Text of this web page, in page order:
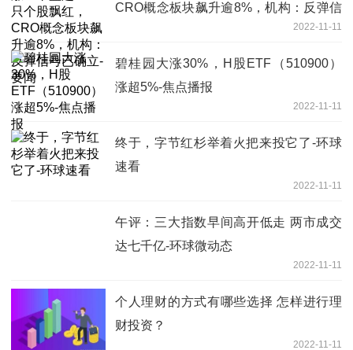
CRO概念板块飙升逾8%，机构：反弹信
2022-11-11
碧桂园大涨30%，H股ETF（510900）
涨超5%-焦点播报
2022-11-11
终于，字节红杉举着火把来投它了-环球
速看
2022-11-11
午评：三大指数早间高开低走 两市成交
达七千亿-环球微动态
2022-11-11
个人理财的方式有哪些选择 怎样进行理
财投资？
2022-11-11